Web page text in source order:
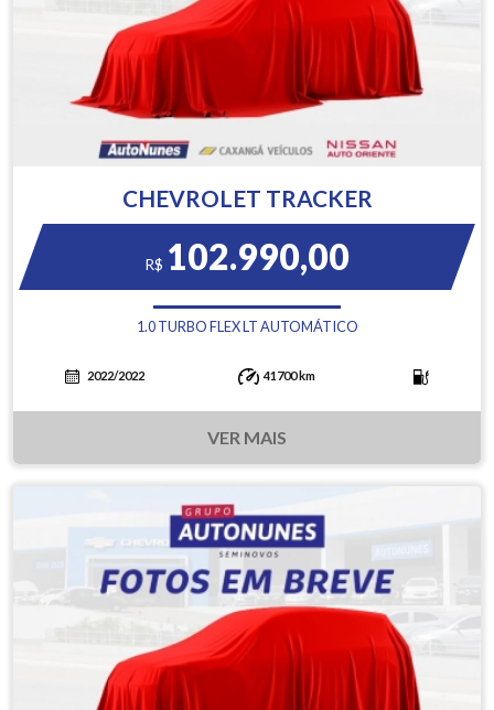
CHEVROLET TRACKER
R$ 102.990,00
1.0 TURBO FLEX LT AUTOMÁTICO
2022/2022 41700 km
VER MAIS